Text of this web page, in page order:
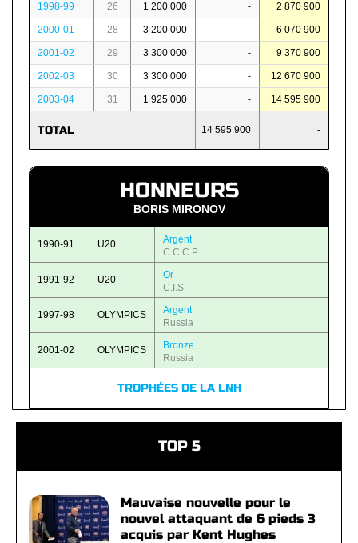
1998-99 26 1 200 000 - 2 870 900
2000-01 28 3 200 000 - 6 070 900
2001-02 29 3 300 000 - 9 370 900
2002-03 30 3 300 000 - 12 670 900
2003-04 31 1 925 000 - 14 595 900
TOTAL 14 595 900 -
HONNEURS
BORIS MIRONOV
1990-91 U20
Argent
C.C.C.P
1991-92 U20
Or
C.I.S.
1997-98 OLYMPICS
Argent
Russia
2001-02 OLYMPICS
Bronze
Russia
TROPHÉES DE LA LNH
TOP 5
Mauvaise nouvelle pour le
nouvel attaquant de 6 pieds 3
acquis par Kent Hughes